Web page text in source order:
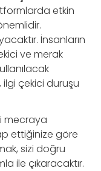
etkin
İnsanların
ve merak
çekici duruşu
mecraya
ettiğinize göre
sizi doğru
ile çıkaracaktır.